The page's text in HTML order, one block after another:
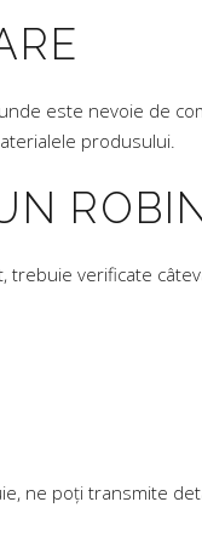
este nevoie de
produsului.
verificate
ne poți transmite